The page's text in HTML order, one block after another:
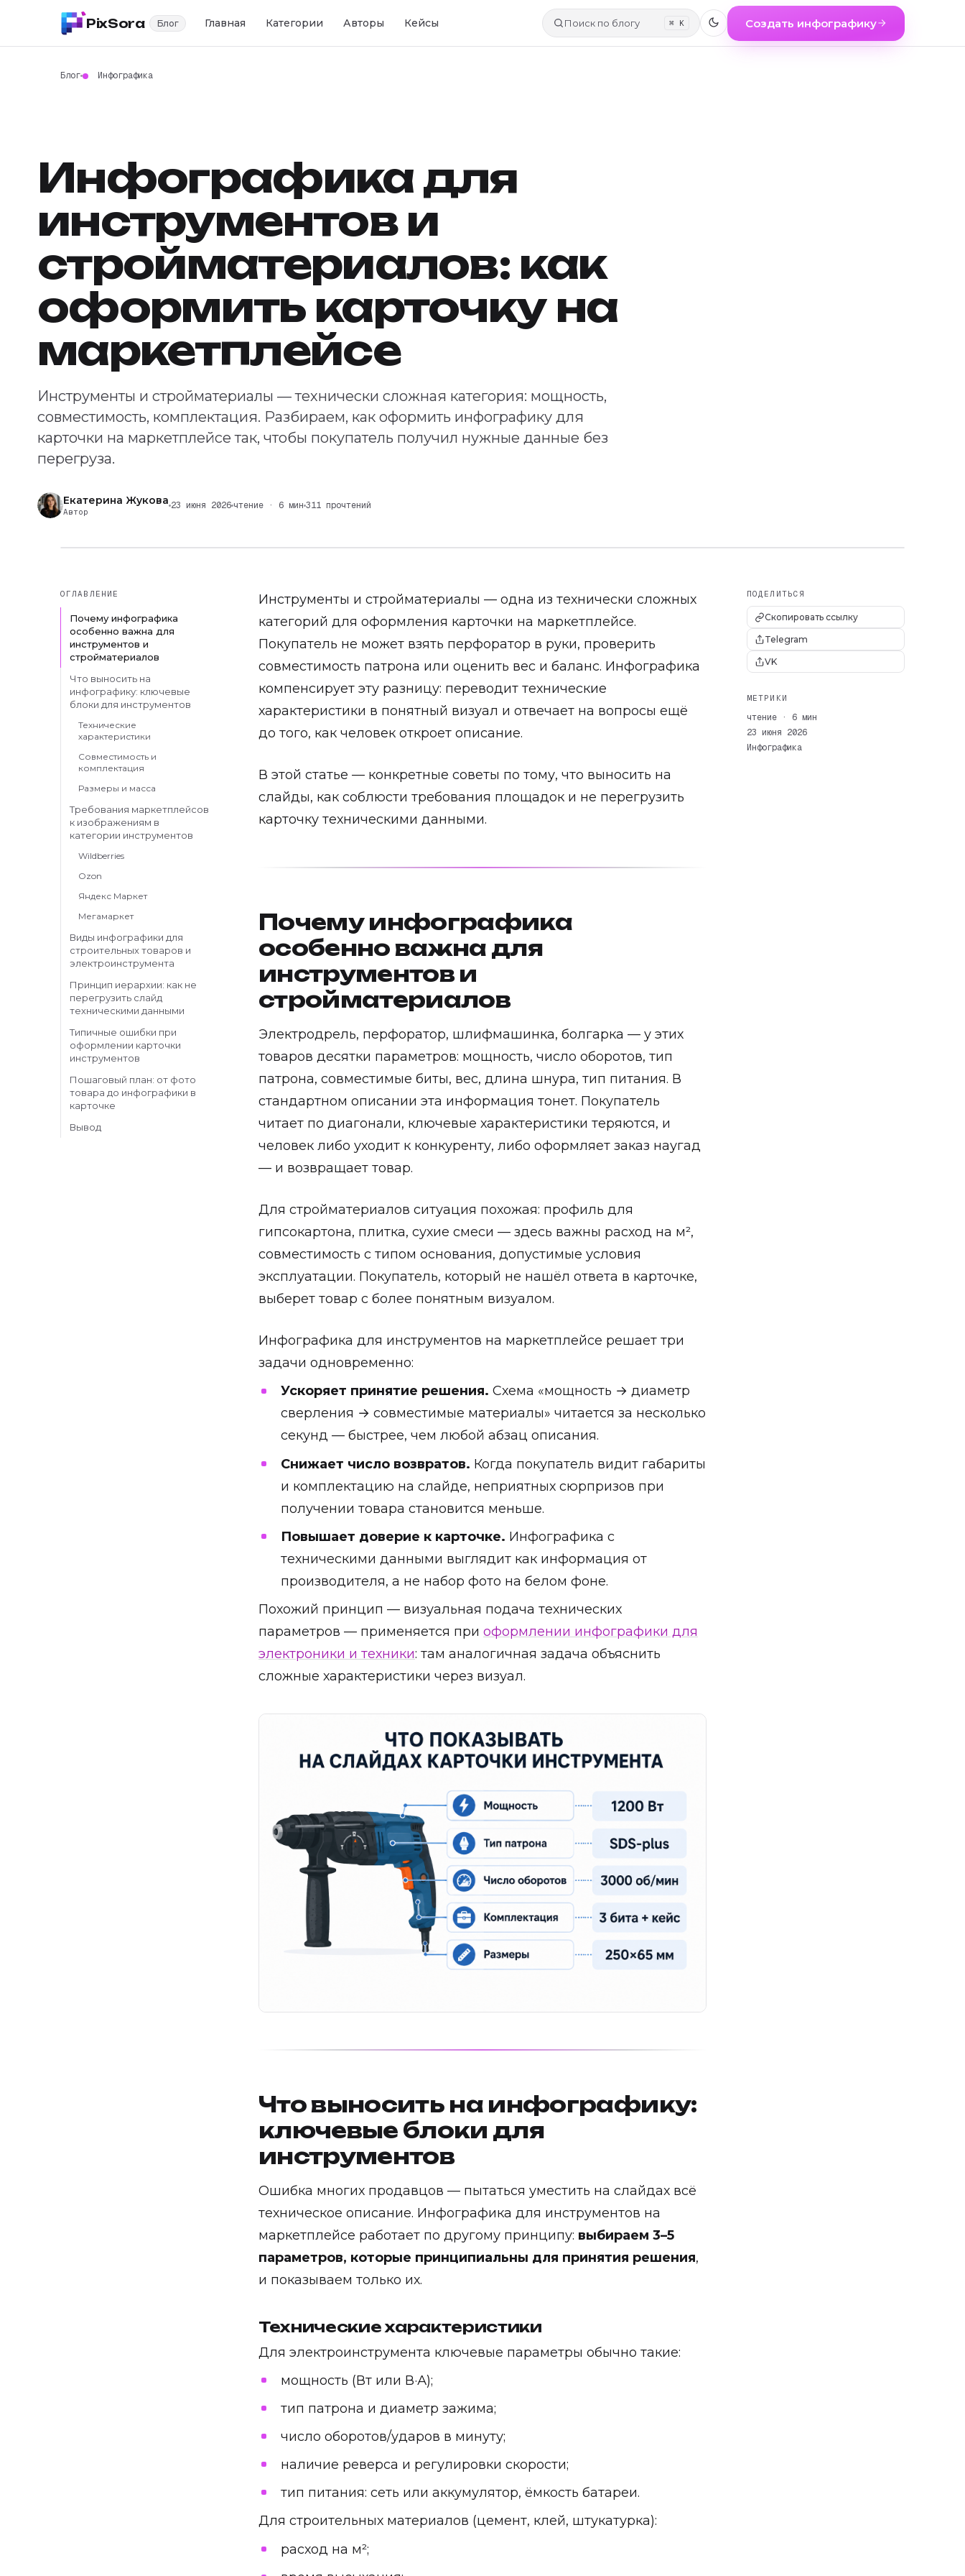
PixSora Блог Главная Категории Авторы Кейсы Поиск по блогу ⌘ K Создать инфографику
Блог Инфографика
Инфографика для
инструментов и
стройматериалов: как
оформить карточку на
маркетплейсе
Инструменты и стройматериалы — технически сложная категория: мощность,
совместимость, комплектация. Разбираем, как оформить инфографику для
карточки на маркетплейсе так, чтобы покупатель получил нужные данные без
перегруза.
Екатерина Жукова
Автор
23 июня 2026 чтение · 6 мин 311 прочтений
ОГЛАВЛЕНИЕ
Почему инфографика
особенно важна для
инструментов и
стройматериалов
Что выносить на
инфографику: ключевые
блоки для инструментов
Технические
характеристики
Совместимость и
комплектация
Размеры и масса
Требования маркетплейсов
к изображениям в
категории инструментов
Wildberries
Ozon
Яндекс Маркет
Мегамаркет
Виды инфографики для
строительных товаров и
электроинструмента
Принцип иерархии: как не
перегрузить слайд
техническими данными
Типичные ошибки при
оформлении карточки
инструментов
Пошаговый план: от фото
товара до инфографики в
карточке
Вывод
Инструменты и стройматериалы — одна из технически сложных
категорий для оформления карточки на маркетплейсе.
Покупатель не может взять перфоратор в руки, проверить
совместимость патрона или оценить вес и баланс. Инфографика
компенсирует эту разницу: переводит технические
характеристики в понятный визуал и отвечает на вопросы ещё
до того, как человек откроет описание.
В этой статье — конкретные советы по тому, что выносить на
слайды, как соблюсти требования площадок и не перегрузить
карточку техническими данными.
Почему инфографика
особенно важна для
инструментов и
стройматериалов
Электродрель, перфоратор, шлифмашинка, болгарка — у этих
товаров десятки параметров: мощность, число оборотов, тип
патрона, совместимые биты, вес, длина шнура, тип питания. В
стандартном описании эта информация тонет. Покупатель
читает по диагонали, ключевые характеристики теряются, и
человек либо уходит к конкуренту, либо оформляет заказ наугад
— и возвращает товар.
Для стройматериалов ситуация похожая: профиль для
гипсокартона, плитка, сухие смеси — здесь важны расход на м²,
совместимость с типом основания, допустимые условия
эксплуатации. Покупатель, который не нашёл ответа в карточке,
выберет товар с более понятным визуалом.
Инфографика для инструментов на маркетплейсе решает три
задачи одновременно:
Ускоряет принятие решения. Схема «мощность → диаметр
сверления → совместимые материалы» читается за несколько
секунд — быстрее, чем любой абзац описания.
Снижает число возвратов. Когда покупатель видит габариты
и комплектацию на слайде, неприятных сюрпризов при
получении товара становится меньше.
Повышает доверие к карточке. Инфографика с
техническими данными выглядит как информация от
производителя, а не набор фото на белом фоне.
Похожий принцип — визуальная подача технических
параметров — применяется при оформлении инфографики для
электроники и техники: там аналогичная задача объяснить
сложные характеристики через визуал.
Что выносить на инфографику:
ключевые блоки для
инструментов
Ошибка многих продавцов — пытаться уместить на слайдах всё
техническое описание. Инфографика для инструментов на
маркетплейсе работает по другому принципу: выбираем 3–5
параметров, которые принципиальны для принятия решения,
и показываем только их.
Технические характеристики
Для электроинструмента ключевые параметры обычно такие:
мощность (Вт или В·А);
тип патрона и диаметр зажима;
число оборотов/ударов в минуту;
наличие реверса и регулировки скорости;
тип питания: сеть или аккумулятор, ёмкость батареи.
Для строительных материалов (цемент, клей, штукатурка):
расход на м²;
ПОДЕЛИТЬСЯ
Скопировать ссылку
Telegram
VK
МЕТРИКИ
чтение · 6 мин
23 июня 2026
Инфографика